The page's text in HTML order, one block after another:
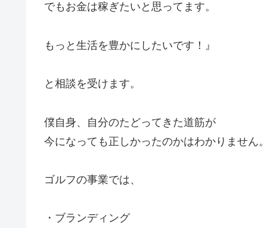
でもお金は稼ぎたいと思ってます。
もっと生活を豊かにしたいです！』
と相談を受けます。
僕自身、自分のたどってきた道筋が
今になっても正しかったのかはわかりません。
ゴルフの事業では、
・ブランディング